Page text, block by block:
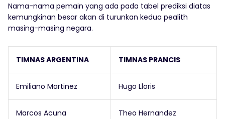
Nama-nama pemain yang ada pada tabel prediksi diatas
kemungkinan besar akan di turunkan kedua pealith
masing-masing negara.
TIMNAS ARGENTINA TIMNAS PRANCIS
Emiliano Martinez Hugo Lloris
Marcos Acuna Theo Hernandez